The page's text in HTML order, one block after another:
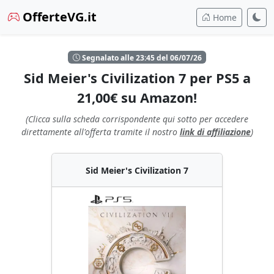
OfferteVG.it Home
Segnalato alle 23:45 del 06/07/26
Sid Meier's Civilization 7 per PS5 a
21,00€ su Amazon!
(Clicca sulla scheda corrispondente qui sotto per accedere
direttamente all'offerta tramite il nostro link di affiliazione)
Sid Meier's Civilization 7